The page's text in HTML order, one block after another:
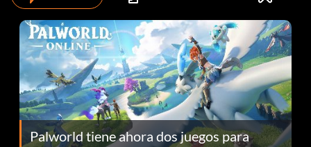
Palworld tiene ahora dos juegos para